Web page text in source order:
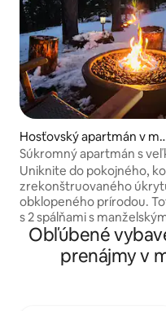
Hosťovský apartmán v
te West Kelowna
Súkromný apartmán s
srdci Okanaganu
Uniknite do pokojného,
zrekonštruovaného
obklopeného prírodou.
s 2 spálňami s
King a 2 kúpeľňami a
zariadením ponúka
jazero Shannon, hory a
Obľúbené
prenájmy v